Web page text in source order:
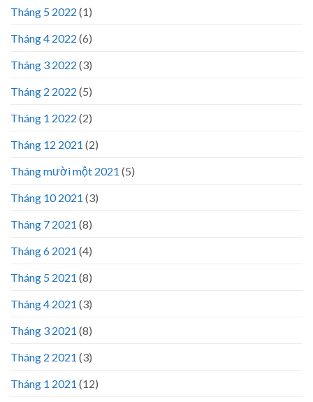
Tháng 5 2022 (1)
Tháng 4 2022 (6)
Tháng 3 2022 (3)
Tháng 2 2022 (5)
Tháng 1 2022 (2)
Tháng 12 2021 (2)
Tháng mười một 2021 (5)
Tháng 10 2021 (3)
Tháng 7 2021 (8)
Tháng 6 2021 (4)
Tháng 5 2021 (8)
Tháng 4 2021 (3)
Tháng 3 2021 (8)
Tháng 2 2021 (3)
Tháng 1 2021 (12)